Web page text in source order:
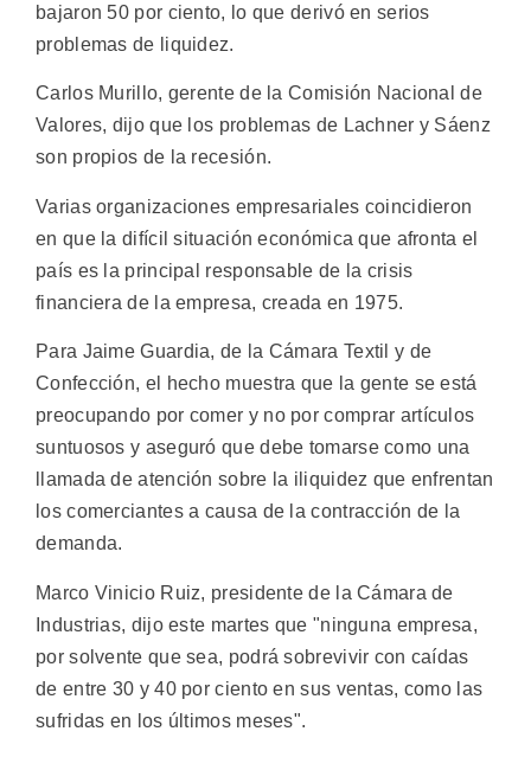
bajaron 50 por ciento, lo que derivó en serios
problemas de liquidez.
Carlos Murillo, gerente de la Comisión Nacional de
Valores, dijo que los problemas de Lachner y Sáenz
son propios de la recesión.
Varias organizaciones empresariales coincidieron
en que la difícil situación económica que afronta el
país es la principal responsable de la crisis
financiera de la empresa, creada en 1975.
Para Jaime Guardia, de la Cámara Textil y de
Confección, el hecho muestra que la gente se está
preocupando por comer y no por comprar artículos
suntuosos y aseguró que debe tomarse como una
llamada de atención sobre la iliquidez que enfrentan
los comerciantes a causa de la contracción de la
demanda.
Marco Vinicio Ruiz, presidente de la Cámara de
Industrias, dijo este martes que "ninguna empresa,
por solvente que sea, podrá sobrevivir con caídas
de entre 30 y 40 por ciento en sus ventas, como las
sufridas en los últimos meses".